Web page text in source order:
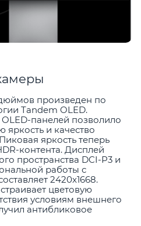
произведен по
Tandem OLED.
панелей позволило
яркость и качество
яркость теперь
контента. Дисплей
пространства DCI-P3 и
работы с
2420x1668.
цветовую
условиям внешнего
антибликовое